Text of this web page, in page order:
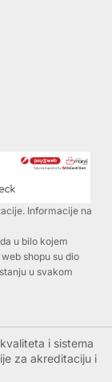
Informacije na
u bilo kojem
shopu su dio
u svakom
i sistema
za akreditaciju i